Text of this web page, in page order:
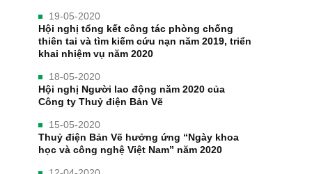
19-05-2020
Hội nghị tổng kết công tác phòng chống
thiên tai và tìm kiếm cứu nạn năm 2019, triển
khai nhiệm vụ năm 2020
18-05-2020
Hội nghị Người lao động năm 2020 của
Công ty Thuỷ điện Bản Vẽ
15-05-2020
Thuỷ điện Bản Vẽ hưởng ứng “Ngày khoa
học và công nghệ Việt Nam” năm 2020